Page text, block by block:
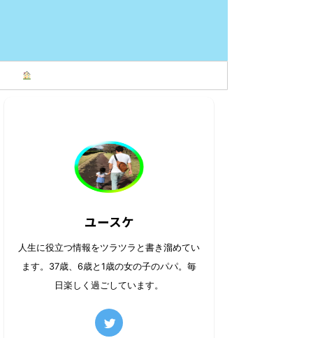
ユースケ
人生に役立つ情報をツラツラと書き溜めてい
ます。37歳、6歳と1歳の女の子のパパ。毎
日楽しく過ごしています。